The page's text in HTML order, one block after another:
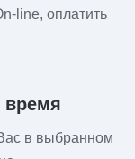
line, оплатить
в выбранном